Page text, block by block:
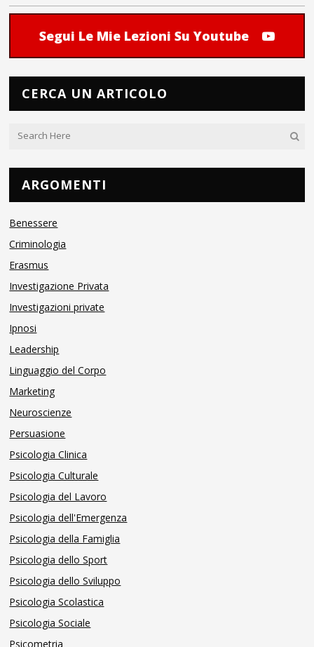
Segui Le Mie Lezioni Su Youtube
CERCA UN ARTICOLO
ARGOMENTI
Benessere
Criminologia
Erasmus
Investigazione Privata
Investigazioni private
Ipnosi
Leadership
Linguaggio del Corpo
Marketing
Neuroscienze
Persuasione
Psicologia Clinica
Psicologia Culturale
Psicologia del Lavoro
Psicologia dell'Emergenza
Psicologia della Famiglia
Psicologia dello Sport
Psicologia dello Sviluppo
Psicologia Scolastica
Psicologia Sociale
Psicometria